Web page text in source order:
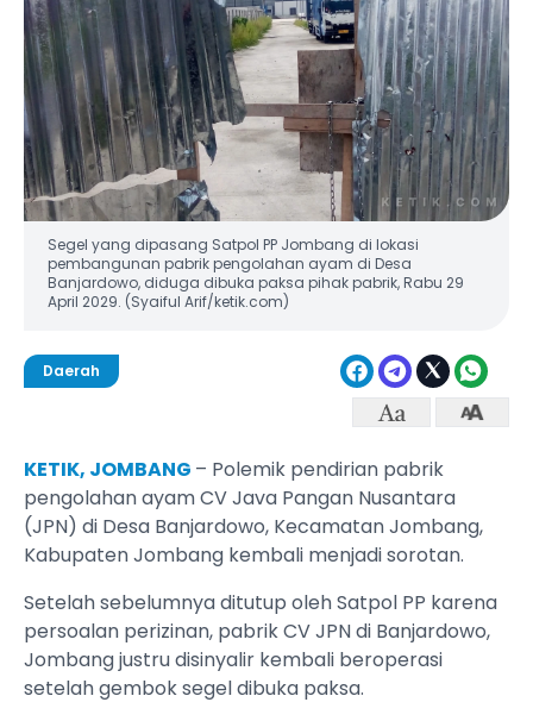
Segel yang dipasang Satpol PP Jombang di lokasi
pembangunan pabrik pengolahan ayam di Desa
Banjardowo, diduga dibuka paksa pihak pabrik, Rabu 29
April 2029. (Syaiful Arif/ketik.com)
Daerah
KETIK, JOMBANG – Polemik pendirian pabrik
pengolahan ayam CV Java Pangan Nusantara
(JPN) di Desa Banjardowo, Kecamatan Jombang,
Kabupaten Jombang kembali menjadi sorotan.
Setelah sebelumnya ditutup oleh Satpol PP karena
persoalan perizinan, pabrik CV JPN di Banjardowo,
Jombang justru disinyalir kembali beroperasi
setelah gembok segel dibuka paksa.